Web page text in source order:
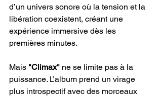
d’un univers sonore où la tension et la
libération coexistent, créant une
expérience immersive dès les
premières minutes.
Mais "Climax" ne se limite pas à la
puissance. L’album prend un virage
plus introspectif avec des morceaux